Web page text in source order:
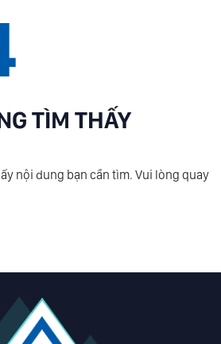
TÌM THẤY
nội dung bạn cần tìm. Vui lòng quay